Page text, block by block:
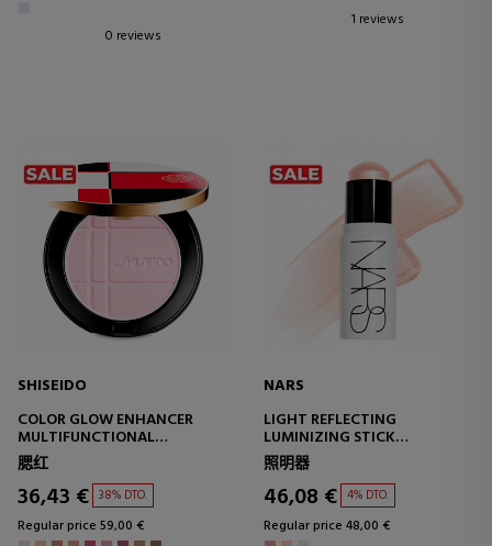
0 reviews
1 reviews
SHISEIDO
COLOR GLOW ENHANCER
MULTIFUNCTIONAL
COMPACT POWDER
腮红
36,43 € 38% DTO.
Regular price 59,00 €
NARS
LIGHT REFLECTING
LUMINIZING STICK
MULTIPURPOSE
ILLUMINATING STICK
照明器
46,08 € 4% DTO.
Regular price 48,00 €